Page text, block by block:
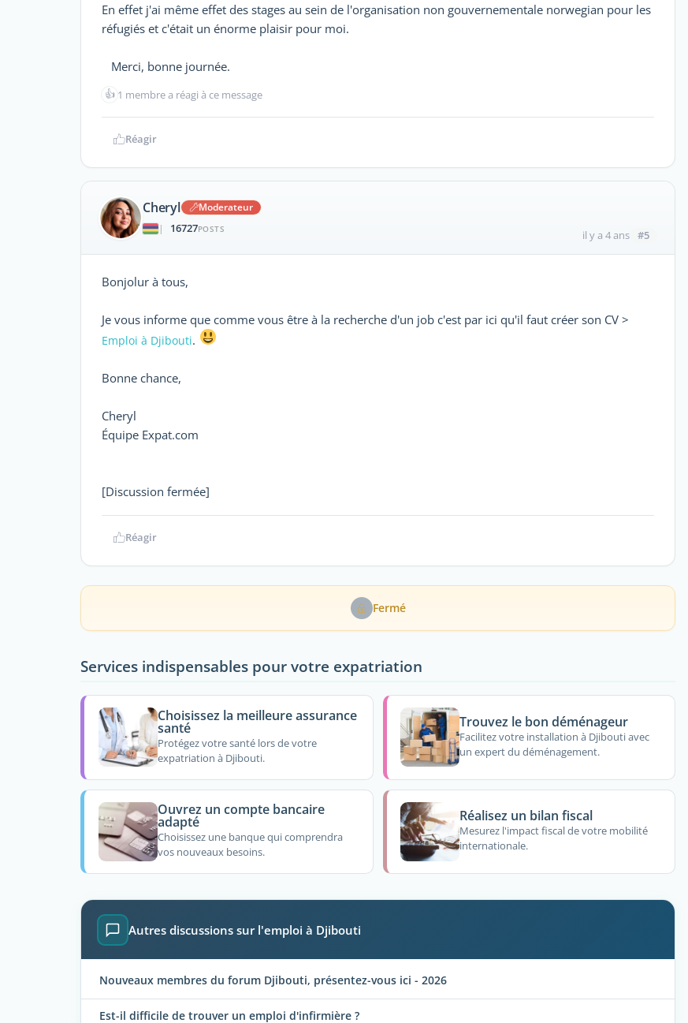
En effet j'ai même effet des stages au sein de l'organisation non gouvernementale norwegian pour les
réfugiés et c'était un énorme plaisir pour moi.
Merci, bonne journée.
👍 1 membre a réagi à ce message
Réagir
Cheryl
Moderateur
|
16727POSTS il y a 4 ans #5
Bonjolur à tous,
Je vous informe que comme vous être à la recherche d'un job c'est par ici qu'il faut créer son CV >
Emploi à Djibouti.
Bonne chance,
Cheryl
Équipe Expat.com
[Discussion fermée]
Réagir
Fermé
Services indispensables pour votre expatriation
Choisissez la meilleure assurance
santé
Protégez votre santé lors de votre
expatriation à Djibouti.
Trouvez le bon déménageur
Facilitez votre installation à Djibouti avec
un expert du déménagement.
Ouvrez un compte bancaire
adapté
Choisissez une banque qui comprendra
vos nouveaux besoins.
Réalisez un bilan fiscal
Mesurez l'impact fiscal de votre mobilité
internationale.
Autres discussions sur l'emploi à Djibouti
Nouveaux membres du forum Djibouti, présentez-vous ici - 2026
Est-il difficile de trouver un emploi d'infirmière ?